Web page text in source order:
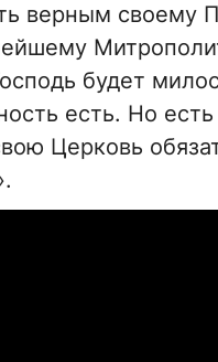
верным своему
будет
есть. Но
Церковь